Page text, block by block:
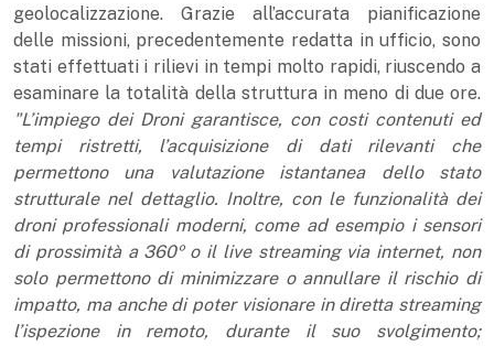
geolocalizzazione. Grazie all’accurata pianificazione
delle missioni, precedentemente redatta in ufficio, sono
stati effettuati i rilievi in tempi molto rapidi, riuscendo a
esaminare la totalità della struttura in meno di due ore.
"L’impiego dei Droni garantisce, con costi contenuti ed
tempi ristretti, l’acquisizione di dati rilevanti che
permettono una valutazione istantanea dello stato
strutturale nel dettaglio. Inoltre, con le funzionalità dei
droni professionali moderni, come ad esempio i sensori
di prossimità a 360º o il live streaming via internet, non
solo permettono di minimizzare o annullare il rischio di
impatto, ma anche di poter visionare in diretta streaming
l’ispezione in remoto, durante il suo svolgimento;